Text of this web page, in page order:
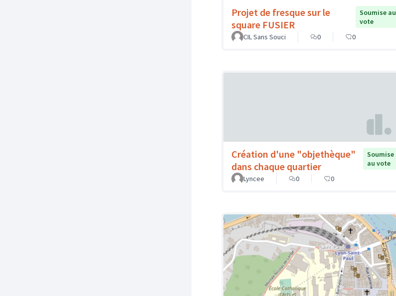
Projet de fresque sur le
square FUSIER
Soumise au
vote
CIL Sans Souci
0 0
Création d'une "objethèque"
dans chaque quartier
Soumise
au vote
Lyncee
0 0